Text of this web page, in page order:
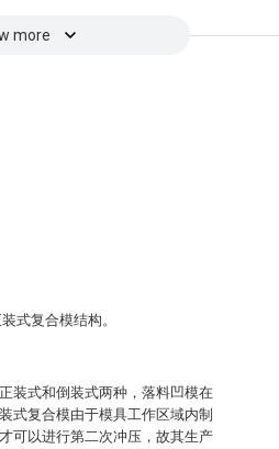
more
式复合模结构。
装式和倒装式两种，落料凹模在
式复合模由于模具工作区域内制
可以进行第二次冲压，故其生产